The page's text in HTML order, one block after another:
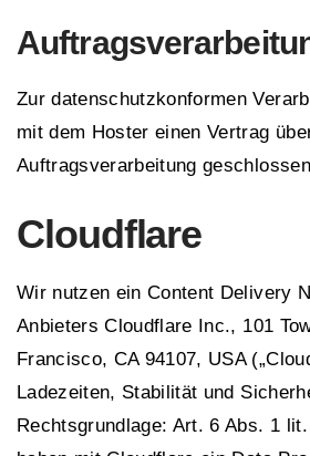
Zur datenschutzkonformen
mit dem Hoster einen Vertrag
Auftragsverarbeitung
Cloudflare
Wir nutzen ein Content Delivery
Anbieters Cloudflare Inc., 101
Francisco, CA 94107, USA
Ladezeiten, Stabilität und
Rechtsgrundlage: Art. 6 Abs. 1